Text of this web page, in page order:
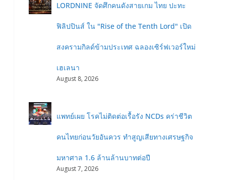
LORDNINE จัดศึกคนดังสายเกม ไทย ปะทะ
ฟิลิปปินส์ ใน "Rise of the Tenth Lord" เปิด
สงครามกิลด์ข้ามประเทศ ฉลองเซิร์ฟเวอร์ใหม่
เฮเลนา
August 8, 2026
แพทย์เผย โรคไม่ติดต่อเรื้อรัง NCDs คร่าชีวิต
คนไทยก่อนวัยอันควร ทำสูญเสียทางเศรษฐกิจ
มหาศาล 1.6 ล้านล้านบาทต่อปี
August 7, 2026